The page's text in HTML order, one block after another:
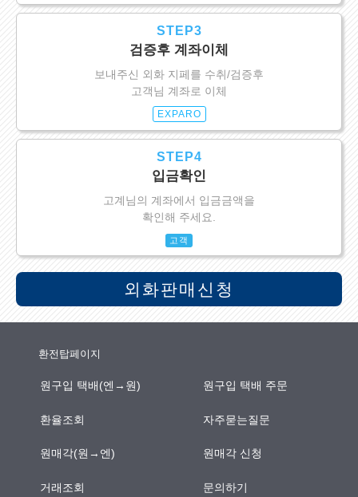
STEP3
검증후 계좌이체
보내주신 외화 지페를 수취/검증후
고객님 계좌로 이체
EXPARO
STEP4
입금확인
고계님의 계좌에서 입금금액을
확인해 주세요.
고객
외화판매신청
환전탑페이지
원구입 택배(엔→원) 원구입 택배 주문
환율조회 자주묻는질문
원매각(원→엔) 원매각 신청
거래조회 문의하기